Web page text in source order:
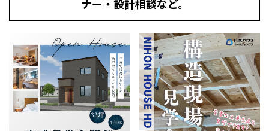
感謝訪問・長期保証
直営工事
1メーターモジュール
理想の木材「檜」
平屋の家
外観・インテリア集
選ばれる理由
リフォームの流れ
介護保険利用で快適リフォーム
賃貸併用住宅のメリット
安心のサポートシステム
分譲住宅・土地
分譲マンション
分譲マンション トップ
ナー・設計相談など。